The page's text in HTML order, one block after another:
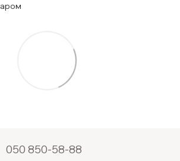
050 850-58-88